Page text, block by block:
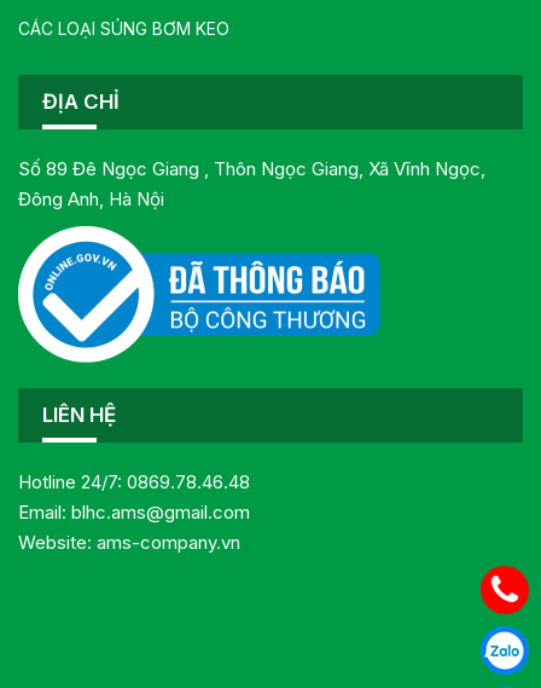
CÁC LOẠI SÚNG BƠM KEO
ĐỊA CHỈ
Số 89 Đê Ngọc Giang , Thôn Ngọc Giang, Xã Vĩnh Ngọc,
Đông Anh, Hà Nội
LIÊN HỆ
Hotline 24/7: 0869.78.46.48
Email: blhc.ams@gmail.com
Website: ams-company.vn